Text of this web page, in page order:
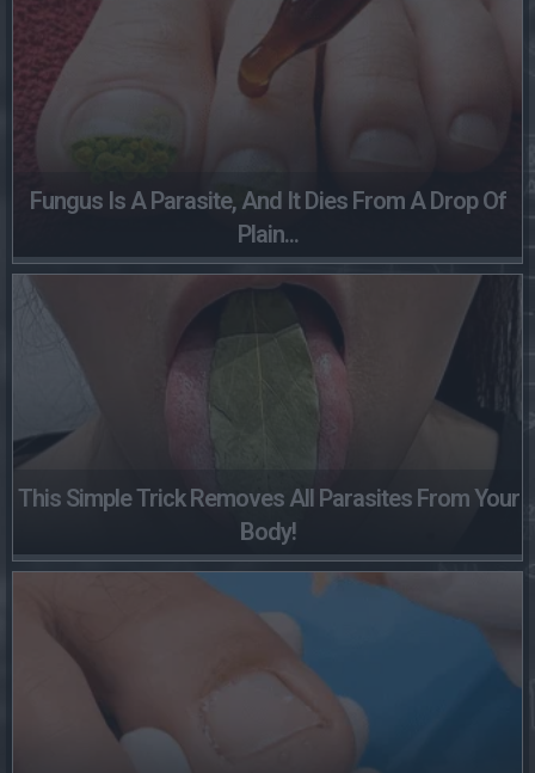
Fungus Is A Parasite, And It Dies From A Drop Of
Plain...
This Simple Trick Removes All Parasites From Your
Body!